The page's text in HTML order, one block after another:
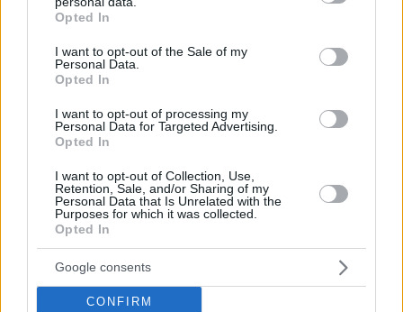
grant or deny consent to Google and its third-party tags to
use your data for below specified purposes in below Google
consent section.
Opted In
I want to opt-out of the Sale of my
Personal Data.
Opted In
I want to opt-out of processing my
Personal Data for Targeted Advertising.
Opted In
I want to opt-out of Collection, Use,
Retention, Sale, and/or Sharing of my
Personal Data that Is Unrelated with the
Purposes for which it was collected.
Opted In
Google consents
CONFIRM